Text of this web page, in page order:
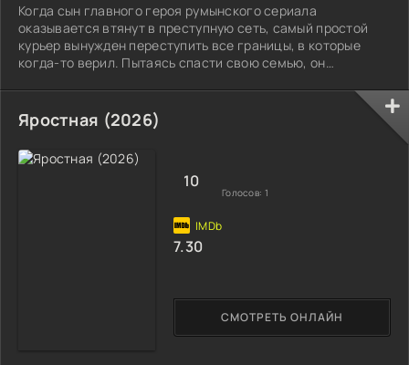
Когда сын главного героя румынского сериала
оказывается втянут в преступную сеть, самый простой
курьер вынужден переступить все границы, в которые
когда-то верил. Пытаясь спасти свою семью, он
непримиримым прокурором.
Яростная (2026)
СМОТРЕТЬ ОНЛАЙН
10
Голосов: 1
7.30